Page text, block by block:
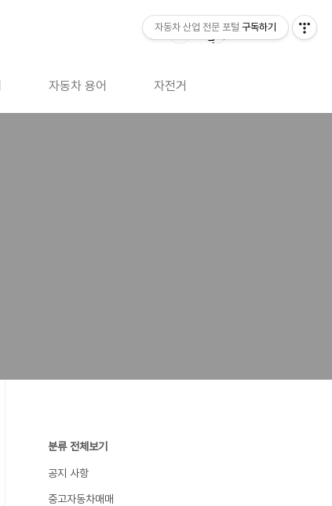
자동차 용어 자전거
분류 전체보기
공지 사항
중고자동차매매
자동차 산업 전문 포털 구독하기